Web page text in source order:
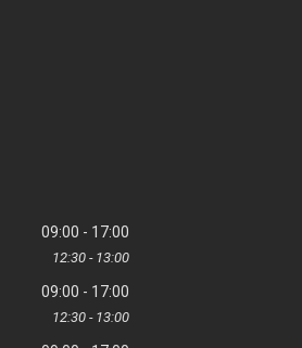
09:00 17:00
12:30 13:00
09:00 17:00
12:30 13:00